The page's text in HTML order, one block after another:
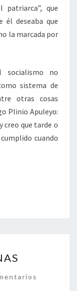
patriarca”, que
él deseaba que
la marcada por
socialismo no
sistema de
otras cosas
Plinio Apuleyo:
creo que tarde o
cuando